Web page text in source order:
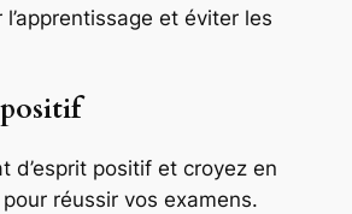
et éviter les
d’esprit positif et croyez en
réussir vos examens.